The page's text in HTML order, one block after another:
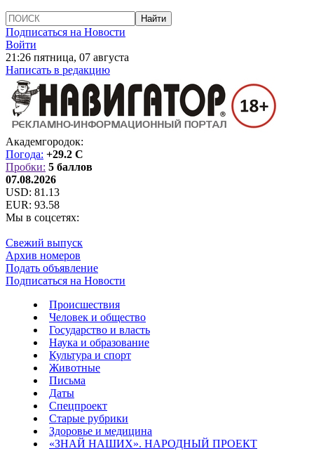
Подписаться на Новости
Войти
21:26 пятница, 07 августа
Написать в редакцию
Академгородок:
Погода: +29.2 C
Пробки: 5 баллов
07.08.2026
USD: 81.13
EUR: 93.58
Мы в соцсетях:
Свежий выпуск
Архив номеров
Подать объявление
Подписаться на Новости
Происшествия
Человек и общество
Государство и власть
Наука и образование
Культура и спорт
Животные
Письма
Даты
Спецпроект
Старые рубрики
Здоровье и медицина
«ЗНАЙ НАШИХ». НАРОДНЫЙ ПРОЕКТ